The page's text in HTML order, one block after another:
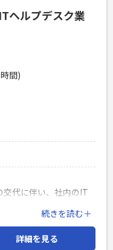
、経営層・事業責任
作成、進捗管理
の出社可能な方 <人物
方 ・変化の大きい環
層や事業責任者と密
ルプデスク業
間)
交代に伴い、社内のIT
間を経て、その後基本
決にあたっていただき
スカレーションして
続きを読む＋
詳細を見る